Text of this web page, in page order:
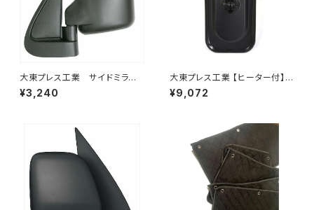
大東プレス工業 サイドミラー/
バックミラー ダイハツ ハイ
ゼット トラック 左 99年～
¥3,240
大東プレス工業 【ヒーター付】サ
イドミラー/バックミラーJ08 DI
-7BZ
¥9,072